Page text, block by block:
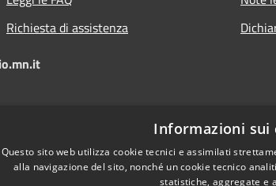
Richiesta di assistenza
Informazioni sui
Questo sito web utilizza cookie tecnici e assimilati
alla navigazione del sito, nonché un cookie tecnico
statistiche, aggregate e